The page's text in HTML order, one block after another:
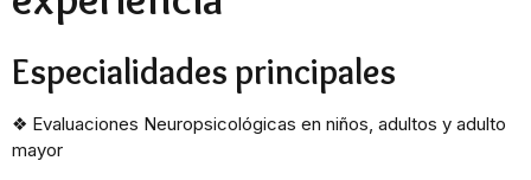
Especialidades principales
❖ Evaluaciones Neuropsicológicas en niños, adultos y adulto
mayor